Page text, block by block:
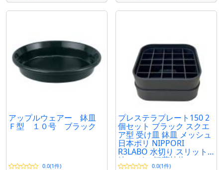
アップルウェアー 鉢皿
Ｆ型 １０号 ブラック
0.0(1件)
プレステラプレート150 2
個セット ブラック スクエ
ア型 受け皿 鉢皿 メッシュ
日本ポリ NIPPORI
R3LABO 水切り スリット
鉢 アガベ 観葉植物
0.0(1件)